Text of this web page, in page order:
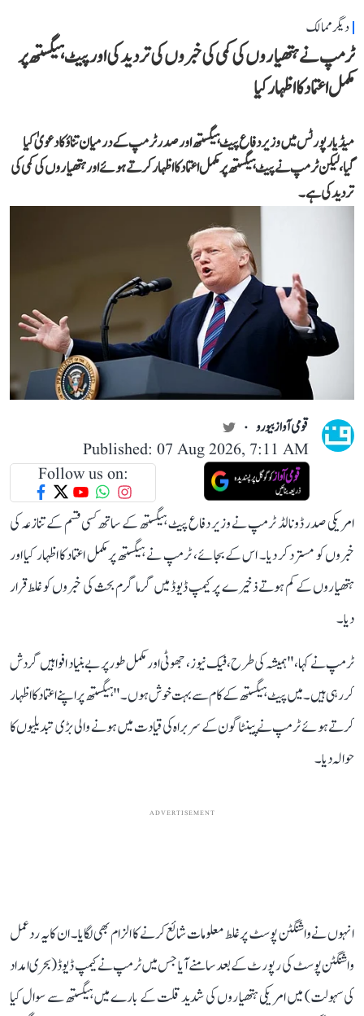
دیگر ممالک
ٹرمپ نے ہتھیاروں کی کمی کی خبروں کی تردید کی اور پیٹ ہیگستھ پر
مکمل اعتماد کا اظہار کیا
میڈیا رپورٹس میں وزیر دفاع پیٹ ہیگستھ اور صدر ٹرمپ کے درمیان تناؤ کا دعویٰ کیا
گیا، لیکن ٹرمپ نے پیٹ ہیگستھ پر مکمل اعتماد کا اظہار کرتے ہوئے اور ہتھیاروں کی کمی کی
تردید کی ہے۔
قومی آواز بیورو
Published: 07 Aug 2026, 7:11 AM
Follow us on:
امریکی صدر ڈونالڈ ٹرمپ نے وزیر دفاع پیٹ ہیگستھ کے ساتھ کسی قسم کے تنازعہ کی
خبروں کو مسترد کر دیا۔ اس کے بجائے، ٹرمپ نے ہیگستھ پر مکمل اعتماد کا اظہار کیا اور
ہتھیاروں کے کم ہوتے ذخیرے پر کیمپ ڈیوڈ میں گرما گرم بحث کی خبروں کو غلط قرار
دیا۔
ٹرمپ نے کہا، "ہمیشہ کی طرح، فیک نیوز ، جھوٹی اور مکمل طور پر بے بنیاد افواہیں گردش
کر رہی ہیں۔ میں پیٹ ہیگستھ کے کام سے بہت خوش ہوں۔" ہیگستھ پر اپنے اعتماد کا اظہار
کرتے ہوئے ٹرمپ نے پینٹاگون کے سربراہ کی قیادت میں ہونے والی بڑی تبدیلیوں کا
حوالہ دیا۔
ADVERTISEMENT
انہوں نے واشنگٹن پوسٹ پر غلط معلومات شائع کرنے کا الزام بھی لگایا۔ ان کا یہ ردعمل
واشنگٹن پوسٹ کی رپورٹ کے بعد سامنے آیا جس میں ٹرمپ نے کیمپ ڈیوڈ (بحری امداد
کی سہولت) میں امریکی ہتھیاروں کی شدید قلت کے بارے میں ہیگستھ سے سوال کیا